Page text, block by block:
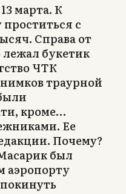
марта. К
с
Справа от
лежал букетик
ЧТК
траурной
кроме…
Ее
Почему?
был
аэропорту